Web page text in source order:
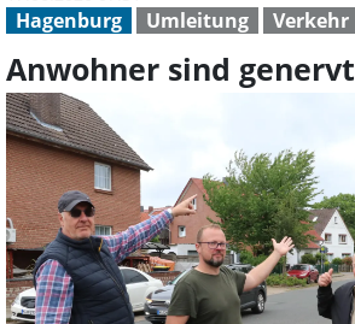
Hagenburg Umleitung Verkehr
Anwohner sind genervt